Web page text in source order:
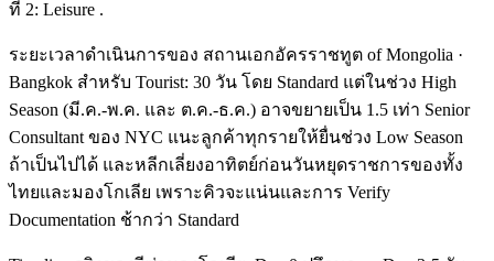
ที่ 2: Leisure .
ระยะเวลาดำเนินการของ สถานเอกอัครราชทูต of Mongolia ·
Bangkok สำหรับ Tourist: 30 วัน โดย Standard แต่ในช่วง High
Season (มี.ค.-พ.ค. และ ต.ค.-ธ.ค.) อาจขยายเป็น 1.5 เท่า Senior
Consultant ของ NYC แนะลูกค้าทุกรายให้ยื่นช่วง Low Season
ถ้าเป็นไปได้ และหลีกเลี่ยงอาทิตย์ก่อนวันหยุดราชการของทั้ง
ไทยและมองโกเลีย เพราะคิวจะแน่นและการ Verify
Documentation ช้ากว่า Standard